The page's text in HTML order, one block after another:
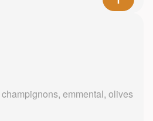
emmental, olives